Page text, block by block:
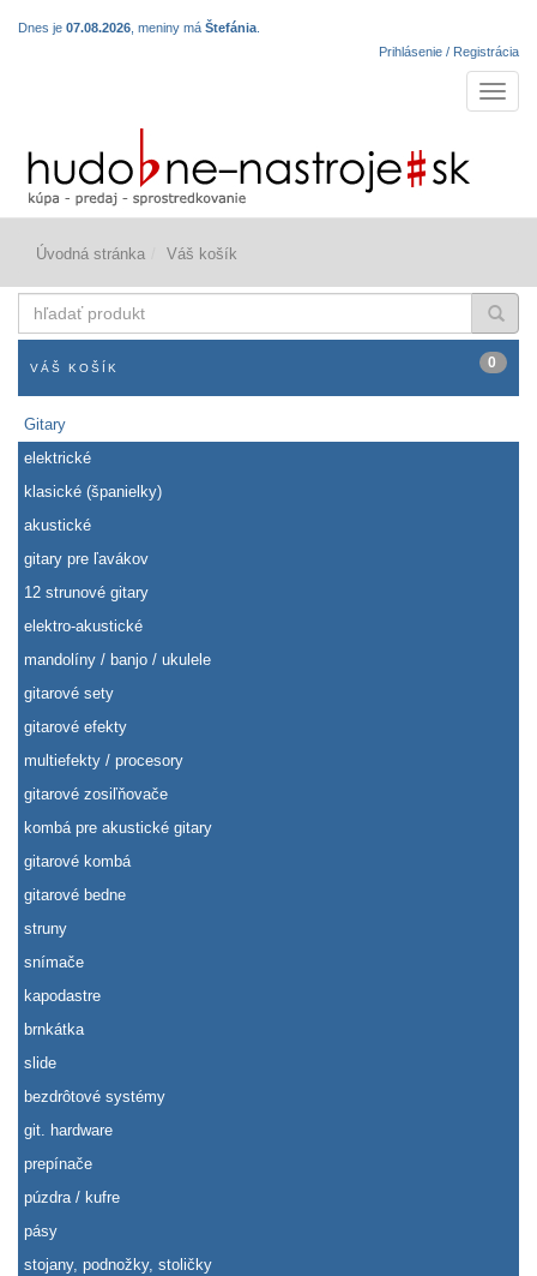
Dnes je 07.08.2026 , meniny má Štefánia
Prihlásenie / Registrácia
Úvodná stránka Váš košík
produkt
VÁŠ KOŠÍK 0
Gitary
elektrické
klasické (španielky)
akustické
gitary pre ľavákov
12 strunové gitary
elektro-akustické
mandolíny / banjo / ukulele
gitarové sety
gitarové efekty
multiefekty / procesory
gitarové zosiľňovače
kombá pre akustické gitary
gitarové kombá
gitarové bedne
struny
snímače
kapodastre
brnkátka
slide
bezdrôtové systémy
git. hardware
prepínače
púzdra / kufre
pásy
stojany, podnožky, stoličky